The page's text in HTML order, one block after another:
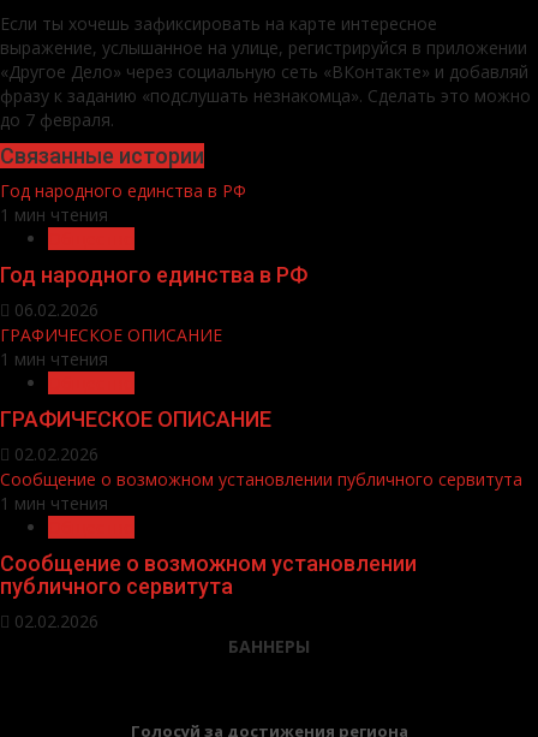
Если ты хочешь зафиксировать на карте интересное
выражение, услышанное на улице, регистрируйся в приложении
«Другое Дело» через социальную сеть «ВКонтакте» и добавляй
фразу к заданию «подслушать незнакомца». Сделать это можно
до 7 февраля.
Связанные истории
Год народного единства в РФ
1 мин чтения
Год народного единства в РФ
06.02.2026
ГРАФИЧЕСКОЕ ОПИСАНИЕ
1 мин чтения
ГРАФИЧЕСКОЕ ОПИСАНИЕ
02.02.2026
Сообщение о возможном установлении публичного сервитута
1 мин чтения
Сообщение о возможном установлении
публичного сервитута
02.02.2026
БАННЕРЫ
Голосуй за достижения региона